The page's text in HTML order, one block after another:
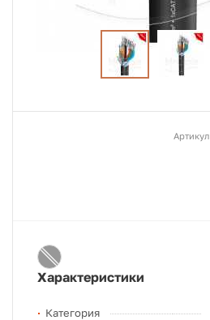
Артикул
Характеристики
Категория